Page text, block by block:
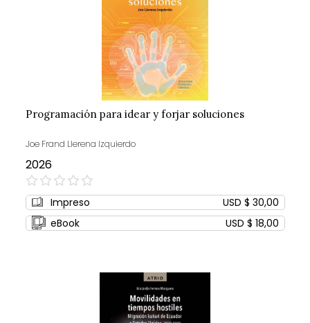
Programación para idear y forjar soluciones
Joe Frand Llerena Izquierdo
2026
0%
Impreso
USD $ 30,00
eBook
USD $ 18,00